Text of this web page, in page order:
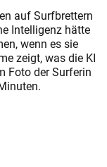
auf Surfbrettern
Intelligenz hätte
wenn es sie
zeigt, was die KI
Foto der Surferin